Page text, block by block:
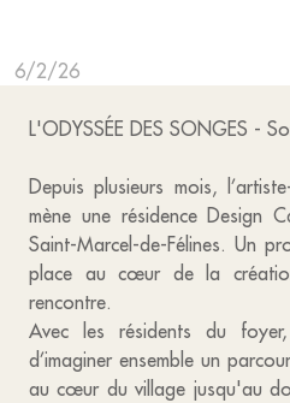
6/2/26
L'ODYSSÉE DES SONGES -
Depuis plusieurs mois,
mène une résidence Design
Saint-Marcel-de-Félines. Un
place au cœur de la
rencontre.
Avec les résidents du
d’imaginer ensemble un
au cœur du village jusqu'au